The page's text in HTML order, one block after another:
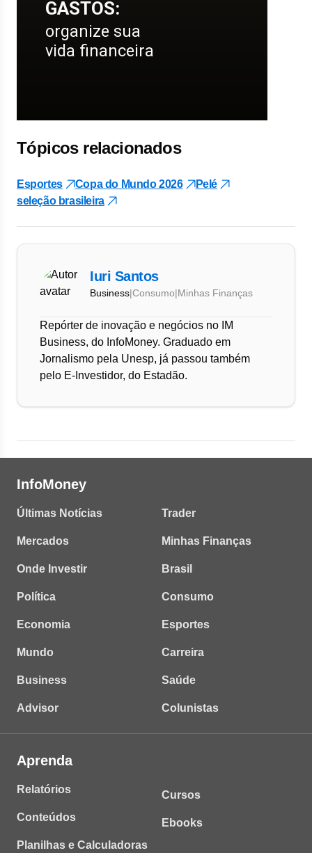
Tópicos relacionados
Esportes Copa do Mundo 2026
Pelé
seleção brasileira
Iuri Santos
Business|Consumo|Minhas Finanças
Repórter de inovação e negócios no IM
Business, do InfoMoney. Graduado em
Jornalismo pela Unesp, já passou também
pelo E-Investidor, do Estadão.
InfoMoney
Últimas Notícias
Mercados
Onde Investir
Política
Economia
Mundo
Business
Advisor
Trader
Minhas Finanças
Brasil
Consumo
Esportes
Carreira
Saúde
Colunistas
Aprenda
Relatórios
Conteúdos
Planilhas e Calculadoras
Cursos
Ebooks